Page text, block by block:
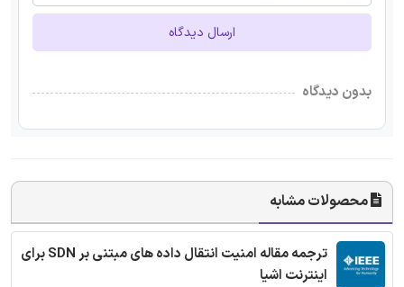
ارسال دیدگاه
بدون دیدگاه
محصولات مشابه
ترجمه مقاله امنیت انتقال داده های مبتنی بر SDN برای
اینترنت اشیا